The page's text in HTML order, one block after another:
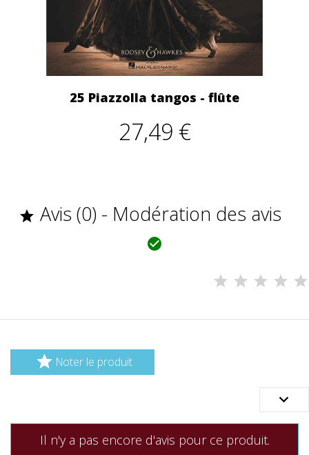
25 Piazzolla tangos - flûte
27,49 €
 Avis (0) - Modération des avis

 Noter le produit

Il n'y a pas encore d'avis pour ce produit.